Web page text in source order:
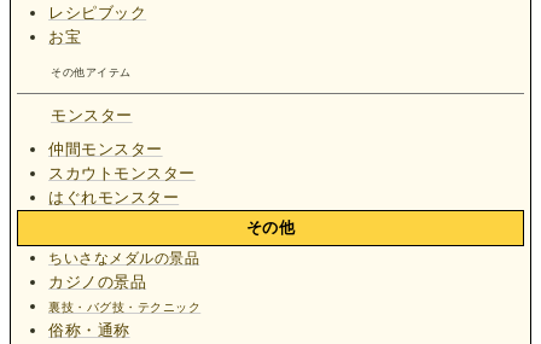
レシピブック
お宝
その他アイテム
モンスター
仲間モンスター
スカウトモンスター
はぐれモンスター
その他
ちいさなメダルの景品
カジノの景品
裏技・バグ技・テクニック
俗称・通称